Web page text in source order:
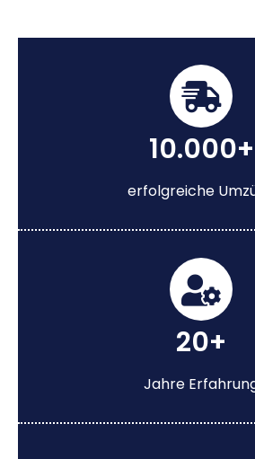
10.000+
erfolgreiche
20+
Jahre